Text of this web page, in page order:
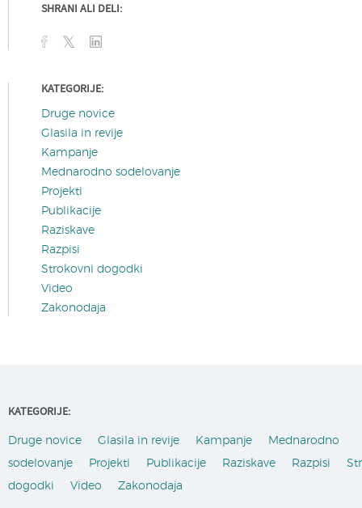
SHRANI ALI DELI:
KATEGORIJE:
Druge novice
Glasila in revije
Kampanje
Mednarodno sodelovanje
Projekti
Publikacije
Raziskave
Razpisi
Strokovni dogodki
Video
Zakonodaja
KATEGORIJE:
Druge novice Glasila in revije Kampanje
Mednarodno
sodelovanje
Projekti Publikacije Raziskave Razpisi
dogodki
Video Zakonodaja